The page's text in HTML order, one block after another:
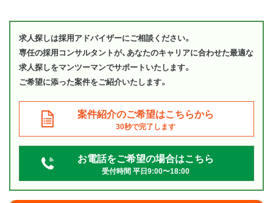
求人探しは採用アドバイザーにご相談ください。
専任の採用コンサルタントが、あなたのキャリアに合わせた最適な
求人探しをマンツーマンでサポートいたします。
ご希望に添った案件をご紹介いたします。
案件紹介のご希望はこちらから
30秒で完了します
お電話をご希望の場合はこちら
受付時間 平日9:00〜18:00